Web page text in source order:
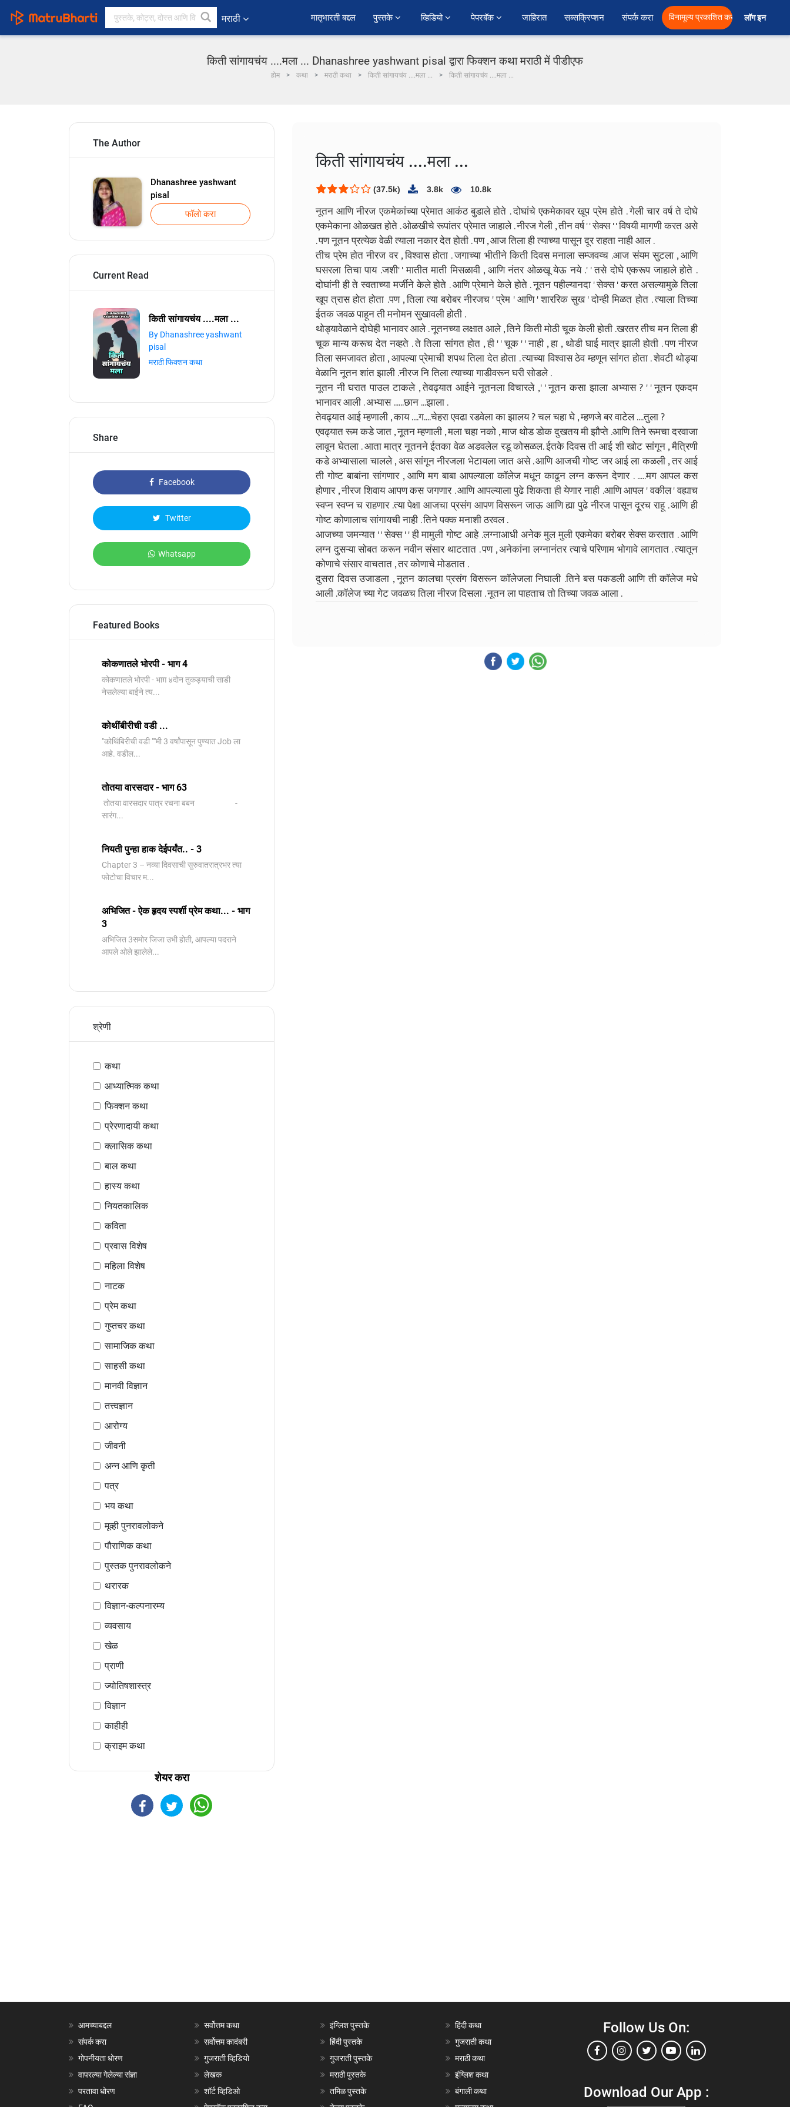
मराठी ﻿मातृभारती बद्दल पुस्तके व्हिडियो पेपरबॅक जाहिरात सब्सक्रिप्शन संपर्क करा विनामूल्य प्रकाशित करा लॉग इन
किती सांगायचंय ....मला ... Dhanashree yashwant pisal द्वारा फिक्शन कथा मराठी में पीडीएफ
होम कथा मराठी कथा किती सांगायचंय ....मला ... किती सांगायचंय ....मला ...
The Author
Dhanashree yashwant
pisal
फॉलो करा
Current Read
किती सांगायचंय ....मला ...
By Dhanashree yashwant
pisal
मराठी फिक्शन कथा
Share
Facebook
Twitter
Whatsapp
Featured Books
कोकणातले भोरपी - भाग 4
कोकणातले भोरपी - भाग़ ४दोन तुकड्याची साडी
नेसलेल्या बाईने त्य...
कोथींबीरीची वडी ...
"कोथिंबिरीची वडी ""मी 3 वर्षांपासून पुण्यात Job ला
आहे. वडील...
तोतया वारसदार - भाग 63
तोतया वारसदार पात्र रचना बबन -
सारंग...
नियती पुन्हा हाक देईपर्यंत.. - 3
Chapter 3 – नव्या दिवसाची सुरुवातरात्रभर त्या
फोटोचा विचार म...
अभिजित - ऐक हृदय स्पर्शी प्रेम कथा... - भाग
3
️अभिजित ️3समोर जिजा उभी होती, आपल्या पदराने
आपले ओले झालेले...
श्रेणी
कथा
आध्यात्मिक कथा
फिक्शन कथा
प्रेरणादायी कथा
क्लासिक कथा
बाल कथा
हास्य कथा
नियतकालिक
कविता
प्रवास विशेष
महिला विशेष
नाटक
प्रेम कथा
गुप्तचर कथा
सामाजिक कथा
साहसी कथा
मानवी विज्ञान
तत्त्वज्ञान
आरोग्य
जीवनी
अन्न आणि कृती
पत्र
भय कथा
मूव्ही पुनरावलोकने
पौराणिक कथा
पुस्तक पुनरावलोकने
थरारक
विज्ञान-कल्पनारम्य
व्यवसाय
खेळ
प्राणी
ज्योतिषशास्त्र
विज्ञान
काहीही
क्राइम कथा
शेयर करा
किती सांगायचंय ....मला ...
(37.5k) 3.8k 10.8k
नूतन आणि नीरज एकमेकांच्या प्रेमात आकंठ बुडाले होते . दोघांचे एकमेकावर खूप प्रेम होते . गेली चार वर्ष ते दोघे
एकमेकाना ओळखत होते . ओळखीचे रूपांतर प्रेमात जाहाले . नीरज गेली , तीन वर्ष ' ' सेक्स ' ' विषयी मागणी करत असे
. पण नूतन प्रत्येक वेळी त्याला नकार देत होती . पण , आज तिला ही त्याच्या पासून दूर राहता नाही आल .
तीच प्रेम होत नीरज वर , विश्वास होता . जगाच्या भीतीने किती दिवस मनाला सम्जवय्च .आज संयम सुटला , आणि
घसरला तिचा पाय .जशी' ' मातीत माती मिसळावी , आणि नंतर ओळखू येऊ नये .' ' तसे दोघे एकरूप जाहाले होते .
दोघांनी ही ते स्वताच्या मर्जीने केले होते . आणि प्रेमाने केले होते . नूतन पहील्यानदा ' सेक्स ' करत असल्यामुळे तिला
खूप त्रास होत होता .पण , तिला त्या बरोबर नीरजच ' प्रेम ' आणि ' शाररिक सुख ' दोन्ही मिळत होत . त्याला तिच्या
ईतक जवळ पाहून ती मनोमन सुखावली होती .
थोड्यावेळाने दोघेही भानावर आले . नूतनच्या लक्षात आले , तिने किती मोठी चूक केली होती .खरतर तीच मन तिला ही
चूक मान्य करूच देत नव्हते . ते तिला सांगत होत , ही ' ' चूक ' ' नाही , हा , थोडी घाई मात्र झाली होती . पण नीरज
तिला समजावत होता , आपल्या प्रेमाची शपथ तिला देत होता . त्याच्या विश्वास ठेव म्हणून सांगत होता . शेवटी थोड्या
वेळानि नूतन शांत झाली .नीरज नि तिला त्याच्या गाडीवरून घरी सोडले .
नूतन नी घरात पाउल टाकले , तेवढ्यात आईने नूतनला विचारले ,' ' नूतन कसा झाला अभ्यास ? ' ' नूतन एकदम
भानावर आली . अभ्यास ......छान ...झाला .
तेवढ्यात आई म्हणाली , काय ....ग....चेहरा एवढा रडवेला का झालय ? चल चहा घे , म्हणजे बर वाटेल ....तुला ?
एवढ्यात रूम कडे जात , नूतन म्हणाली , मला चहा नको , माज थोड डोक दुखतय मी झौप्ते .आणि तिने रूमचा दरवाजा
लावून घेतला . आता मात्र नूतनने ईतका वेळ अडवलेल रडू कोसळल. ईतके दिवस ती आई शी खोट सांगून , मैत्रिणी
कडे अभ्यासाला चालले , अस सांगून नीरजला भेटायला जात असे . आणि आजची गोष्ट जर आई ला कळली , तर आई
ती गोष्ट बाबांना सांगणार , आणि मग बाबा आपल्याला कॉलेज मधून काढून लग्न करून देणार . .....मग आपल कस
होणार , नीरज शिवाय आपण कस जगणार . आणि आपल्याला पुढे शिकता ही येणार नाही .आणि आपल ' वकील ' वह्याच
स्वप्न स्वप्न च राहणार .त्या पेक्षा आजचा प्रसंग आपण विसरून जाऊ आणि ह्या पुढे नीरज पासून दूरच राहू . आणि ही
गोष्ट कोणालाच सांगायची नाही . तिने पक्क मनाशी ठरवल .
आजच्या जमन्यात ' ' सेक्स ' ' ही मामुली गोष्ट आहे .लग्नाआधी अनेक मुल मुली एकमेका बरोबर सेक्स करतात . आणि
लग्न दुसऱ्या सोबत करून नवीन संसार थाटतात . पण , अनेकांना लग्नानंतर त्याचे परिणाम भोगावे लागतात . त्यातून
कोणाचे संसार वाचतात , तर कोणाचे मोडतात .
दुसरा दिवस उजाडला , नूतन कालचा प्रसंग विसरून कॉलेजला निघाली .तिने बस पकडली आणि ती कॉलेज मधे
आली .कॉलेज च्या गेट जवळच तिला नीरज दिसला . नूतन ला पाहताच तो तिच्या जवळ आला .
आमच्याबद्दल
संपर्क करा
गोपनीयता धोरण
वापरल्या गेलेल्या संज्ञा
परतावा धोरण
सर्वोत्तम कथा
सर्वोत्तम कादंबरी
गुजराती व्हिडियो
लेखक
शॉर्ट व्हिडिओ
इंग्लिश पुस्तके
हिंदी पुस्तके
गुजराती पुस्तके
मराठी पुस्तके
तमिळ पुस्तके
हिंदी कथा
गुजराती कथा
मराठी कथा
इंग्लिश कथा
बंगाली कथा
Follow Us On:
Download Our App :